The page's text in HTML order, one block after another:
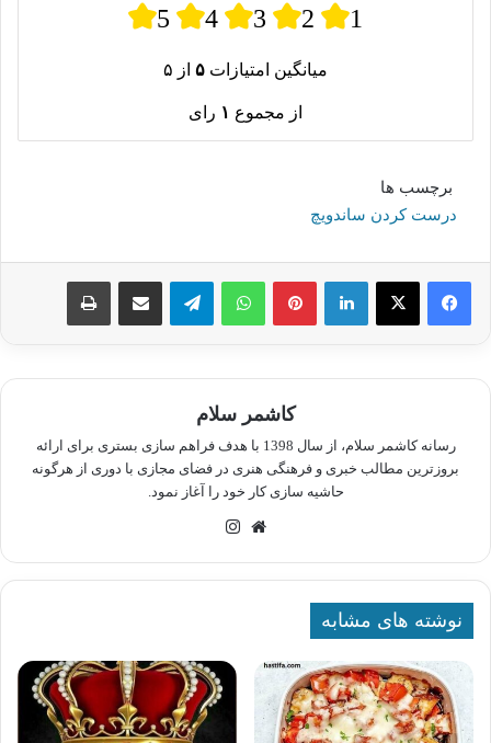
5 4 3 2 1
میانگین امتیازات ۵ از ۵
از مجموع ۱ رای
برچسب ها
درست کردن ساندویچ
لینکدین پینترستواتس آپ تلگرام اشتراک گذاری از طریق ایمیل چاپ
کاشمر سلام
رسانه کاشمر سلام، از سال 1398 با هدف فراهم سازی بستری برای ارائه
بروزترین مطالب خبری و فرهنگی هنری در فضای مجازی با دوری از هرگونه
حاشیه سازی کار خود را آغاز نمود.
وبسایت
نوشته های مشابه